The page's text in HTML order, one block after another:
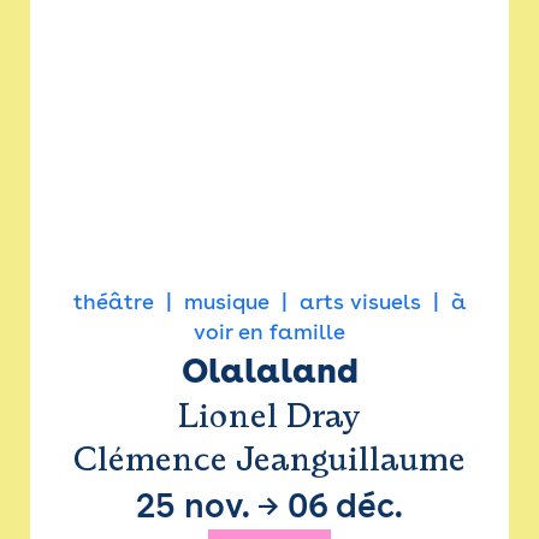
théâtre musique arts visuels
à
voir en famille
Olalaland
Lionel Dray
Clémence Jeanguillaume
25 nov. → 06 déc.